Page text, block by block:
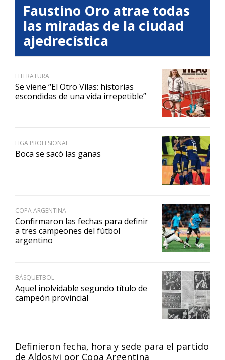
Definieron fecha, hora y sede para el partido
de Aldosivi por Copa Argentina
Faustino Oro atrae todas
las miradas de la ciudad
ajedrecística
LITERATURA
Se viene “El Otro Vilas: historias
escondidas de una vida irrepetible”
LIGA PROFESIONAL
Boca se sacó las ganas
COPA ARGENTINA
Confirmaron las fechas para definir
a tres campeones del fútbol
argentino
BÁSQUETBOL
Aquel inolvidable segundo título de
campeón provincial